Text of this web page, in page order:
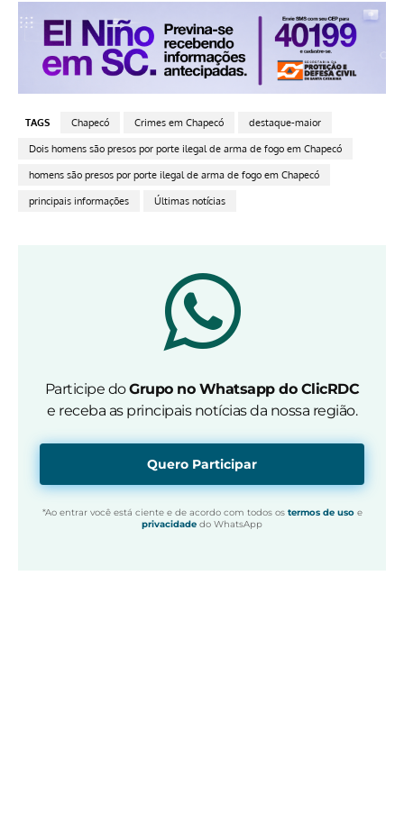
TAGS Chapecó Crimes em Chapecó destaque-maior
Dois homens são presos por porte ilegal de arma de fogo em Chapecó
homens são presos por porte ilegal de arma de fogo em Chapecó
principais informações Últimas notícias
Participe doGrupo no Whatsapp do ClicRDC
e receba as principais notícias da nossa região.
Quero Participar
*Ao entrar você está ciente e de acordo com todos os termos de usoe
privacidade do WhatsApp